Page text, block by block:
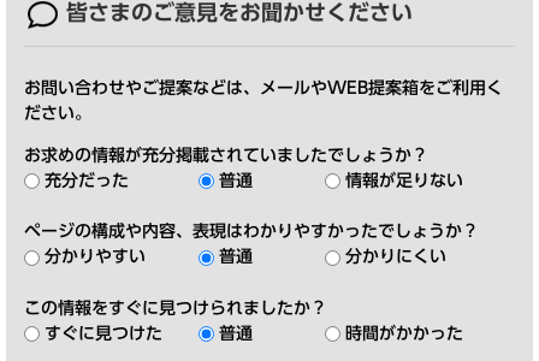
皆さまのご意見をお聞かせください
お問い合わせやご提案などは、メールやWEB提案箱をご利用く
ださい。
お求めの情報が充分掲載されていましたでしょうか？
充分だった
普通 情報が足りない
ページの構成や内容、表現はわかりやすかったでしょうか？
分かりやすい
普通 分かりにくい
この情報をすぐに見つけられましたか？
すぐに見つけた
普通 時間がかかった